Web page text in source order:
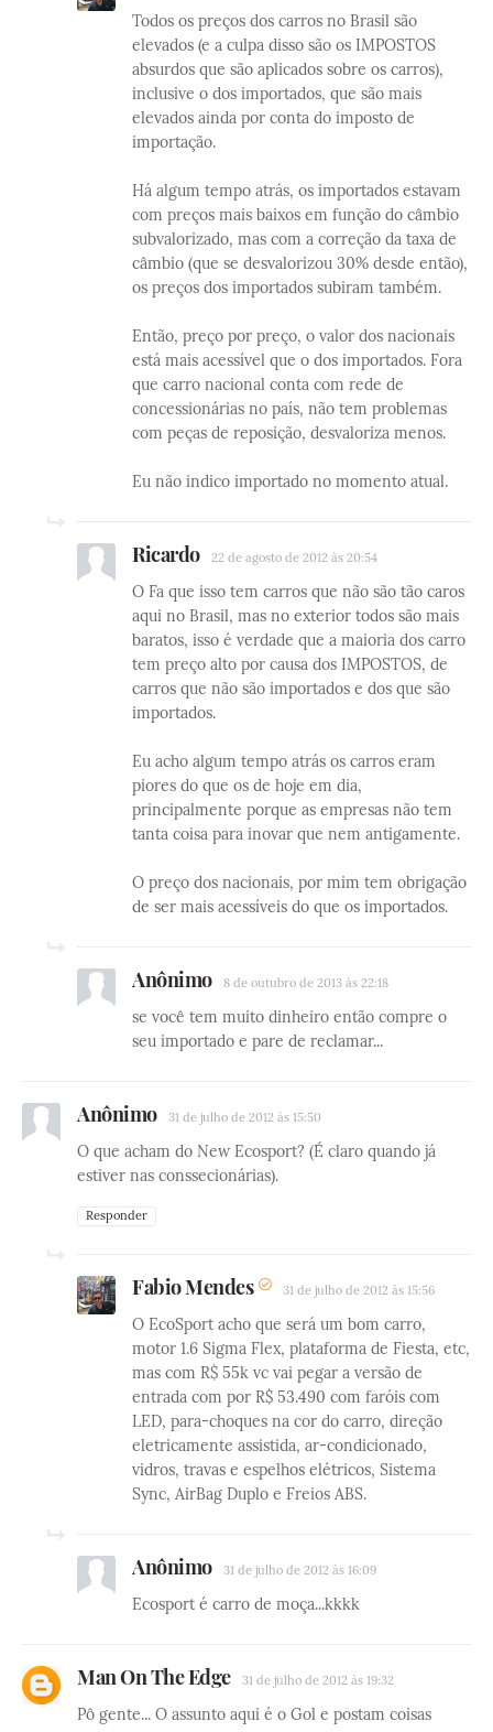
Todos os preços dos carros no Brasil são
elevados (e a culpa disso são os IMPOSTOS
absurdos que são aplicados sobre os carros),
inclusive o dos importados, que são mais
elevados ainda por conta do imposto de
importação.
Há algum tempo atrás, os importados estavam
com preços mais baixos em função do câmbio
subvalorizado, mas com a correção da taxa de
câmbio (que se desvalorizou 30% desde então),
os preços dos importados subiram também.
Então, preço por preço, o valor dos nacionais
está mais acessível que o dos importados. Fora
que carro nacional conta com rede de
concessionárias no país, não tem problemas
com peças de reposição, desvaloriza menos.
Eu não indico importado no momento atual.
Ricardo 22 de agosto de 2012 às 20:54
O Fa que isso tem carros que não são tão caros
aqui no Brasil, mas no exterior todos são mais
baratos, isso é verdade que a maioria dos carro
tem preço alto por causa dos IMPOSTOS, de
carros que não são importados e dos que são
importados.
Eu acho algum tempo atrás os carros eram
piores do que os de hoje em dia,
principalmente porque as empresas não tem
tanta coisa para inovar que nem antigamente.
O preço dos nacionais, por mim tem obrigação
de ser mais acessíveis do que os importados.
Anônimo 8 de outubro de 2013 às 22:18
se você tem muito dinheiro então compre o
seu importado e pare de reclamar...
Anônimo 31 de julho de 2012 às 15:50
O que acham do New Ecosport? (É claro quando já
estiver nas conssecionárias).
Responder
Fabio Mendes 31 de julho de 2012 às 15:56
O EcoSport acho que será um bom carro,
motor 1.6 Sigma Flex, plataforma de Fiesta, etc,
mas com R$ 55k vc vai pegar a versão de
entrada com por R$ 53.490 com faróis com
LED, para-choques na cor do carro, direção
eletricamente assistida, ar-condicionado,
vidros, travas e espelhos elétricos, Sistema
Sync, AirBag Duplo e Freios ABS.
Anônimo 31 de julho de 2012 às 16:09
Ecosport é carro de moça...kkkk
Man On The Edge 31 de julho de 2012 às 19:32
Pô gente... O assunto aqui é o Gol e postam coisas